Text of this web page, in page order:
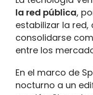
la red pública,
estabilizar la
consolidarse
entre los
En el marco de
nocturno a un